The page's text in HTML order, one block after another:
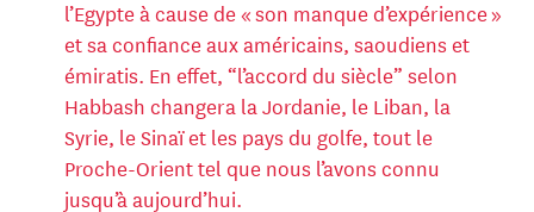
l’Egypte à cause de « son manque d’expérience »
et sa confiance aux américains, saoudiens et
émiratis. En effet, “l’accord du siècle” selon
Habbash changera la Jordanie, le Liban, la
Syrie, le Sinaï et les pays du golfe, tout le
Proche-Orient tel que nous l’avons connu
jusqu’à aujourd’hui.